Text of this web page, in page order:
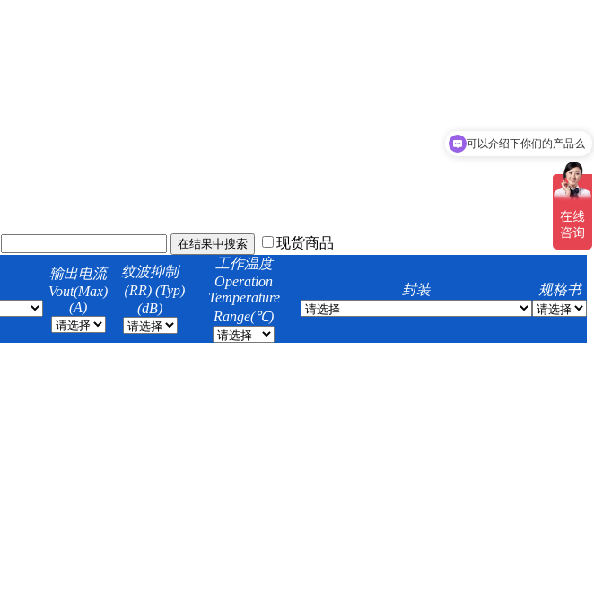
现货商品
输出电流
Vout(Max)
(A)
纹波抑制
（RR) (Typ)
(dB)
工作温度
Operation
Temperature
Range(℃)
封装 规格书
可以介绍下你们的产品么